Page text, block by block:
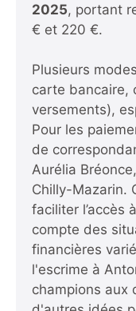
2025, portant
€ et 220 €.
Plusieurs
carte bancaire,
versements),
Pour les
de
Aurélia
Chilly-Mazarin.
faciliter l’accès
compte des
financières
l'escrime à
champions aux